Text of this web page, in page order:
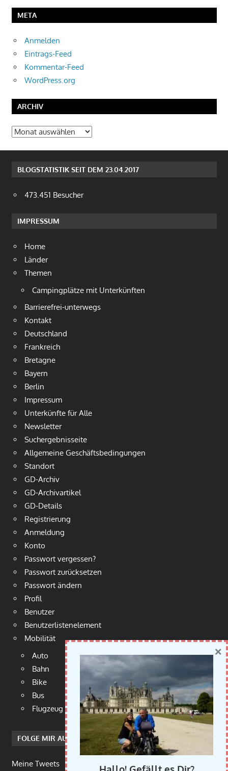
META
Anmelden
Eintrags-Feed
Kommentar-Feed
WordPress.org
ARCHIV
Archiv
BLOGSTATISTIK SEIT DEM 23.04.2017
473.451 Besucher
IMPRESSUM
Home
Länder
Themen
Campingplätze mit Unterkünften
Barrierefrei-unterwegs
Kontakt
Deutschland
Frankreich
Bretagne
Bayern
Berlin
Impressum
Unterkünfte für Alle
Newsletter
Suchergebnisseite
Allgemeine Geschäftsbedingungen
Standort
GD-Archiv
GD-Archivartikel
GD-Details
Registrierung
Anmeldung
Konto
Passwort vergessen?
Passwort zurücksetzen
Passwort ändern
Profil
Benutzer
Benutzerlistenelement
Mobilität
Auto
Bahn
Bike
Bus
Flugzeug
FOLGE MIR AUF TWITTER
Meine Tweets
×